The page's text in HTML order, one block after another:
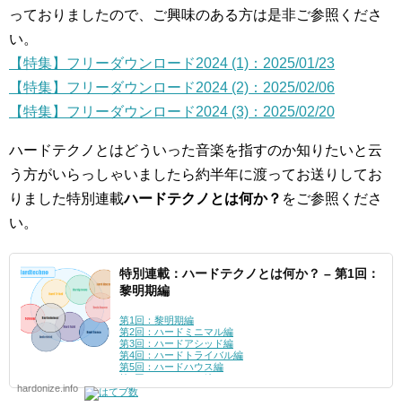
っておりましたので、ご興味のある方は是非ご参照くださ
い。
【特集】フリーダウンロード2024 (1)：2025/01/23
【特集】フリーダウンロード2024 (2)：2025/02/06
【特集】フリーダウンロード2024 (3)：2025/02/20
ハードテクノとはどういった音楽を指すのか知りたいと云
う方がいらっしゃいましたら約半年に渡ってお送りしてお
りました特別連載ハードテクノとは何か？ をご参照くださ
い。
特別連載：ハードテクノとは何か？ – 第1回：
黎明期編
第1回：黎明期編
第2回：ハードミニマル編
第3回：ハードアシッド編
第4回：ハードトライバル編
第5回：ハードハウス編
第7回：ハードグルーヴ編
hardonize.info